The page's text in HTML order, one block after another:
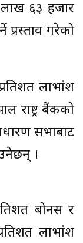
६३ हजार
प्रस्ताव गरेको
लाभांश
राष्ट्र बैंकको
सभाबाट
।
बोनस र
लाभांश